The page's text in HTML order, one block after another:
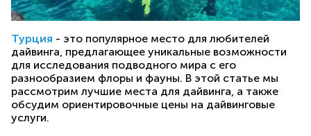
Турция - это популярное место для любителей
дайвинга, предлагающее уникальные возможности
для исследования подводного мира с его
разнообразием флоры и фауны. В этой статье мы
рассмотрим лучшие места для дайвинга, а также
обсудим ориентировочные цены на дайвинговые
услуги.